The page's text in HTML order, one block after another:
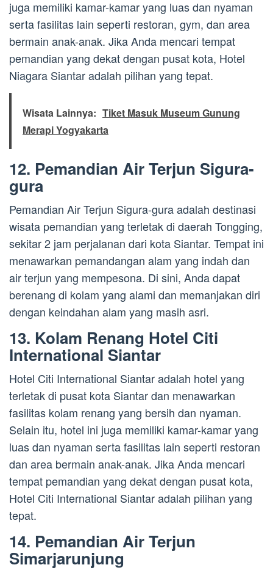
juga memiliki kamar-kamar yang luas dan nyaman
serta fasilitas lain seperti restoran, gym, dan area
bermain anak-anak. Jika Anda mencari tempat
pemandian yang dekat dengan pusat kota, Hotel
Niagara Siantar adalah pilihan yang tepat.
Wisata Lainnya: Tiket Masuk Museum Gunung
Merapi Yogyakarta
12. Pemandian Air Terjun Sigura-
gura
Pemandian Air Terjun Sigura-gura adalah destinasi
wisata pemandian yang terletak di daerah Tongging,
sekitar 2 jam perjalanan dari kota Siantar. Tempat ini
menawarkan pemandangan alam yang indah dan
air terjun yang mempesona. Di sini, Anda dapat
berenang di kolam yang alami dan memanjakan diri
dengan keindahan alam yang masih asri.
13. Kolam Renang Hotel Citi
International Siantar
Hotel Citi International Siantar adalah hotel yang
terletak di pusat kota Siantar dan menawarkan
fasilitas kolam renang yang bersih dan nyaman.
Selain itu, hotel ini juga memiliki kamar-kamar yang
luas dan nyaman serta fasilitas lain seperti restoran
dan area bermain anak-anak. Jika Anda mencari
tempat pemandian yang dekat dengan pusat kota,
Hotel Citi International Siantar adalah pilihan yang
tepat.
14. Pemandian Air Terjun
Simarjarunjung